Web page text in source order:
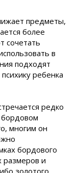
предметы,
более
сочетать
в
подходят
ребенка
редко
бордовом
многим он
бордового
размеров и
золотого